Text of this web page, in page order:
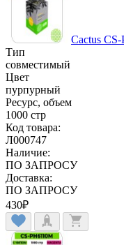
Cactus
Тип
совместимый
Цвет
пурпурный
Ресурс, объем
1000 стр
Код товара:
Л000747
Наличие:
ПО ЗАПРОСУ
Доставка:
ПО ЗАПРОСУ
430₽